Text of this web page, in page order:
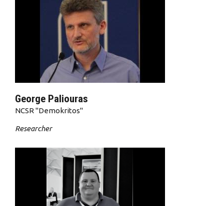
George Paliouras
NCSR "Demokritos"
Researcher